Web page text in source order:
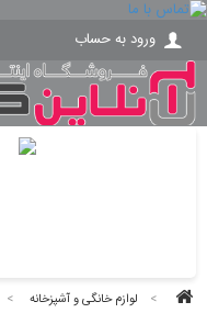
ورود به حساب
> لوازم خانگی و آشپزخانه >